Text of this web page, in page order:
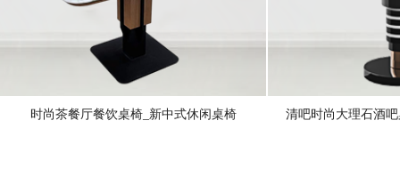
时尚茶餐厅餐饮桌椅_新中式休闲桌椅 清吧时尚大理石酒